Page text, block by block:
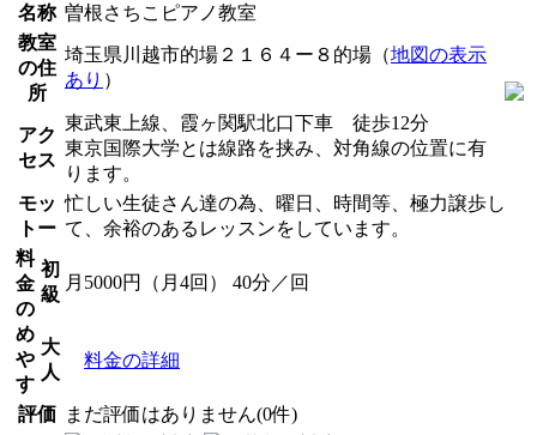
名称 曽根さちこピアノ教室
教室
の住
所
埼玉県川越市的場２１６４ー８的場（地図の表示
あり ）
アク
セス
東武東上線、霞ヶ関駅北口下車 徒歩12分
東京国際大学とは線路を挟み、対角線の位置に有
ります。
モッ
トー
忙しい生徒さん達の為、曜日、時間等、極力譲歩し
て、余裕のあるレッスンをしています。
料
金
の
め
や
す
初
級
月5000円（月4回） 40分／回
大
人
料金の詳細
評価 まだ評価はありません(0件)